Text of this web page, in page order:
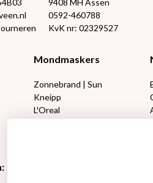
9408 MH Assen
0592-460788
KvK nr: 02329527
Mondmaskers
Zonnebrand | Sun
Kneipp
L'Oreal